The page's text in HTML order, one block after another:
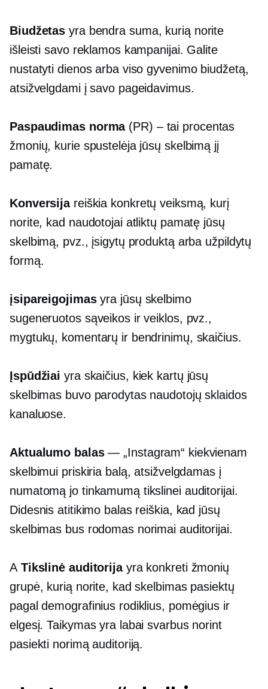
Biudžetas yra bendra suma, kurią norite
išleisti savo reklamos kampanijai. Galite
nustatyti dienos arba viso gyvenimo biudžetą,
atsižvelgdami į savo pageidavimus.
Paspaudimasnorma(PR) – tai procentas
žmonių, kurie spustelėja jūsų skelbimą jį
pamatę.
Konversijareiškia konkretų veiksmą, kurį
norite, kad naudotojai atliktų pamatę jūsų
skelbimą, pvz., įsigytų produktą arba užpildytų
formą.
įsipareigojimasyra jūsų skelbimo
sugeneruotos sąveikos ir veiklos, pvz.,
mygtukų, komentarų ir bendrinimų, skaičius.
Įspūdžiai yra skaičius, kiek kartų jūsų
skelbimas buvo parodytas naudotojų sklaidos
kanaluose.
Aktualumo balas— „Instagram“ kiekvienam
skelbimui priskiria balą, atsižvelgdamas į
numatomą jo tinkamumą tikslinei auditorijai.
Didesnis atitikimo balas reiškia, kad jūsų
skelbimas bus rodomas norimai auditorijai.
A Tikslinė auditorijayra konkreti žmonių
grupė, kurią norite, kad skelbimas pasiektų
pagal demografinius rodiklius, pomėgius ir
elgesį. Taikymas yra labai svarbus norint
pasiekti norimą auditoriją.